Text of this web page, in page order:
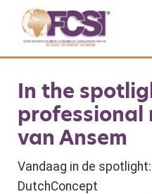
In the
professional
van Ansem
Vandaag in de
DutchConcept